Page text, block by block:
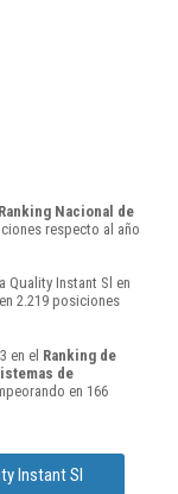
Ranking Nacional de
respecto al año
Quality Instant Sl en
2.219 posiciones
en el Ranking de
de
en 166
Instant Sl